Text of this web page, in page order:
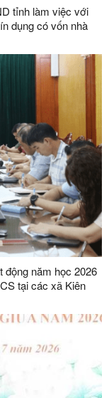
tỉnh làm việc với
dụng có vốn nhà
động năm học 2026
tại các xã Kiên